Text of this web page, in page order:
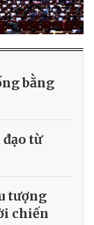
bằng
từ
tượng
chiến